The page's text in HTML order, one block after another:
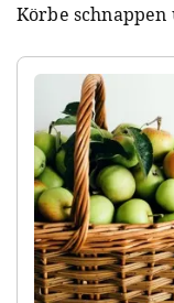
Körbe schnappen